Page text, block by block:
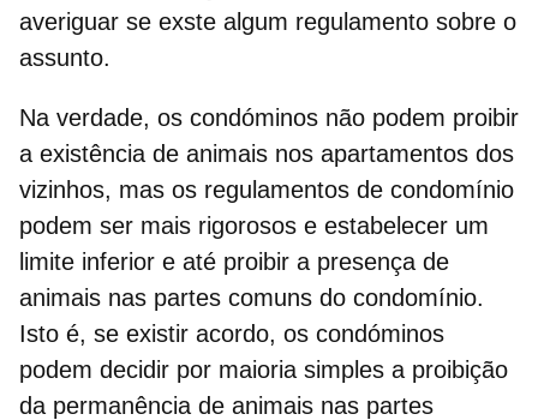
averiguar se exste algum regulamento sobre o
assunto.
Na verdade, os condóminos não podem proibir
a existência de animais nos apartamentos dos
vizinhos, mas os regulamentos de condomínio
podem ser mais rigorosos e estabelecer um
limite inferior e até proibir a presença de
animais nas partes comuns do condomínio.
Isto é, se existir acordo, os condóminos
podem decidir por maioria simples a proibição
da permanência de animais nas partes